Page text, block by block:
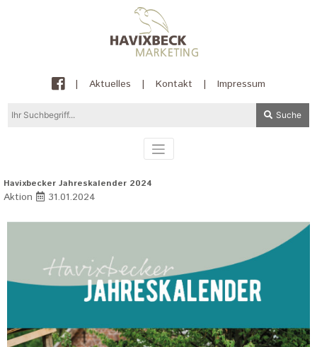
| Aktuelles | Kontakt | Impressum
Suche
Havixbecker Jahreskalender 2024
Aktion 31.01.2024